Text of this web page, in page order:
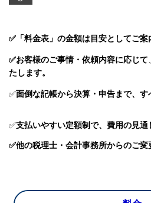
✅「料金表」の金額は目安としてご案
✅お客様のご事情・依頼内容に応じて
たします。
✅面倒な記帳から決算・申告まで、す
✅支払いやすい定額制で、費用の見通
✅他の税理士・会計事務所からのご変